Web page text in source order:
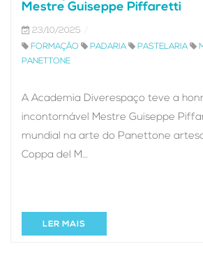
Mestre Guiseppe Piffaretti
23/10/2025
FORMAÇÃO
PADARIA PASTELARIA
PANETTONE
A Academia Diverespaço teve a
incontornável Mestre Guiseppe
mundial na arte do Panettone
Coppa del M…
LER MAIS